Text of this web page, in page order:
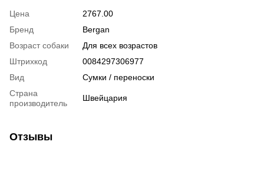
Цена
2767.00
Бренд
Bergan
Возраст собаки
Для всех возрастов
Штрихкод
0084297306977
Вид
Сумки / переноски
Страна
производитель
Швейцария
Отзывы